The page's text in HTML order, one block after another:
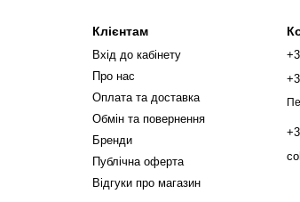
Клієнтам
Вхід до кабінету
Про нас
Оплата та доставка
Обмін та повернення
Бренди
Публічна оферта
Відгуки про магазин